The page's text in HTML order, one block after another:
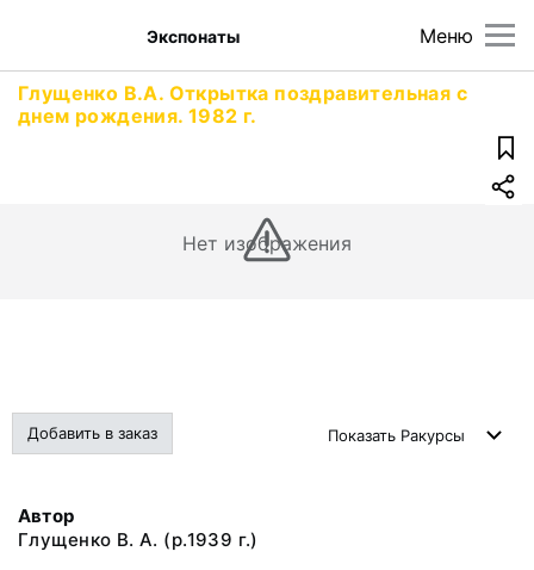
Меню
Экспонаты
Глущенко В.А. Открытка поздравительная с
днем рождения. 1982 г.
Нет изображения
Добавить в заказ Показать Ракурсы
Автор
Глущенко В. А. (р.1939 г.)